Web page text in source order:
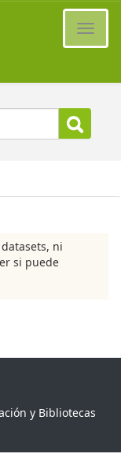
ni
si puede
y Bibliotecas